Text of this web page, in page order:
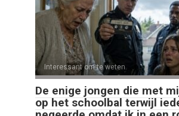
Interessant om te weten
De enige jongen die met
op het schoolbal terwijl